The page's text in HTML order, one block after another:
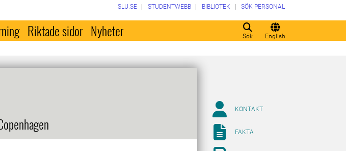
Sök English
SLU.SE STUDENTWEBB BIBLIOTEK SÖK PERSONAL
Riktade sidor Nyheter
KONTAKT
FAKTA